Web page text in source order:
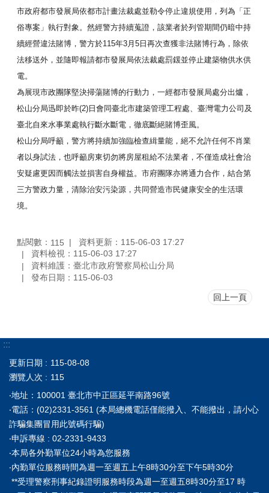
市政府都市發展局依都市計畫法裁處並勒令停止違規使用 ，列為「正
俗專案」執行對象。然經警方持續蒐證， 該業者於列管期間仍暗中持
續經營違法賭博， 警方於115年3月5日再次查獲非法賭博行為，除依
法移送外， 並隨即報請都市發展局依法裁處罰鍰並停止建築物供水供
電。
為展現市政團隊堅決掃蕩賭博的行動力，一經都市發展局處分出爐，
松山分局迅即於昨(2)日會同臺北市建築管理工程處、 臺灣電力公司及
臺北自來水事業處執行斷水斷電， 徹底斷絕賭博歪風。
松山分局呼籲，警方將持續加強臨檢查緝量能， 絕不允許任何不肖業
者以身試法， 也呼籲房東切勿將房屋租給不法業者， 不僅造成社會治
安疑慮更因而觸法並損害自身權益。 市府團隊亦將通力合作，結合第
三方警政力量，清除治安污染源， 共同營造市民健康安全的生活環
境。
點閱數： 115
資料更新：115-06-03 17:27
資料檢視：115-06-03 17:27
資料維護：臺北市政府警察局松山分局
發布日期：115-06-03
回上一頁
:::
更新日期
115-08-08
瀏覽人次
115
‧地址：100001 臺北市中正區延平南路96號
‧電話：(02)2331-3561 (本局總機電話僅能撥入、不能撥出，請小心
詐騙集團冒用此號碼行騙)
‧申訴專線 : 02-2331-9433
‧本局各外勤單位24小時為您服務
‧內勤單位服務時間為週一至週五上午8時30分至下午5時30分
**受理警察刑事紀錄證明服務時段為週一至週五8時30分至17 時